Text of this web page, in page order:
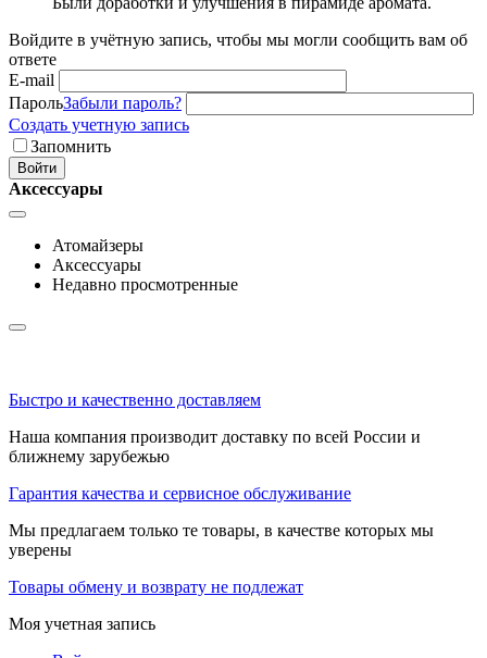
Войдите в учётную запись, чтобы мы могли сообщить вам об
ответе
E-mail
ПарольЗабыли пароль?
Создать учетную запись
Запомнить
Войти
Аксессуары
Атомайзеры
Аксессуары
Недавно просмотренные
Быстро и качественно доставляем
Наша компания производит доставку по всей России и
ближнему зарубежью
Гарантия качества и сервисное обслуживание
Мы предлагаем только те товары, в качестве которых мы
уверены
Товары обмену и возврату не подлежат
Моя учетная запись